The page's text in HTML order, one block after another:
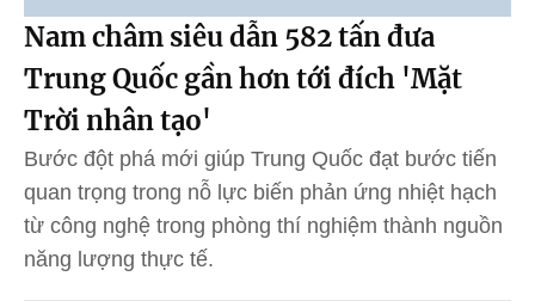
Nam châm siêu dẫn 582 tấn đưa
Trung Quốc gần hơn tới đích 'Mặt
Trời nhân tạo'
Bước đột phá mới giúp Trung Quốc đạt bước tiến
quan trọng trong nỗ lực biến phản ứng nhiệt hạch
từ công nghệ trong phòng thí nghiệm thành nguồn
năng lượng thực tế.